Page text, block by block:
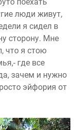
люди живут,
я сидел в
сторону. Мне
что я стою
где все
зачем и нужно
эйфория от